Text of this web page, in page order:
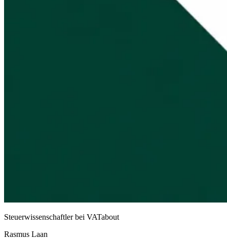
Steuerwissenschaftler bei VATabout
Rasmus Laan